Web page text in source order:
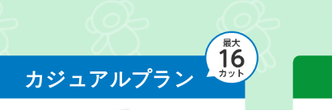
カジュアルプラン